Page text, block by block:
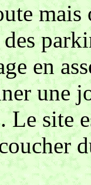
mais
en
une
Le site